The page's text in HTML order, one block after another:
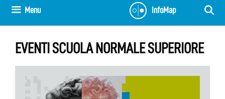
InfoMap
Menu
EVENTI SCUOLA NORMALE SUPERIORE